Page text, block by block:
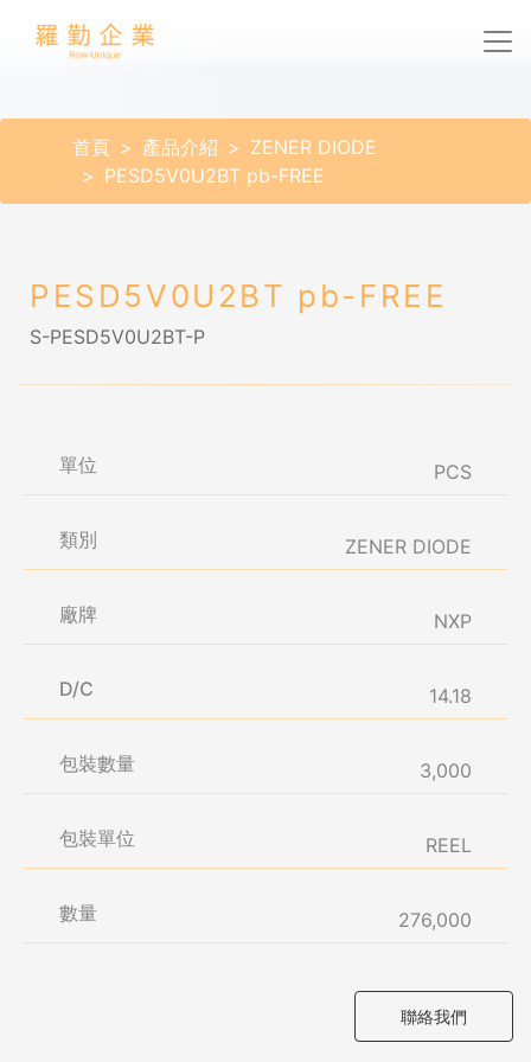
首頁 產品介紹
ZENER DIODE
PESD5V0U2BT pb-FREE
PESD5V0U2BT pb-FREE
S-PESD5V0U2BT-P
單位 PCS
類別 ZENER DIODE
廠牌 NXP
D/C 14.18
包裝數量 3,000
包裝單位 REEL
數量 276,000
聯絡我們